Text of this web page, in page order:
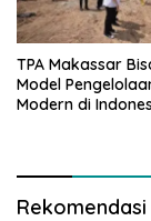
TPA Makassar
Model
Modern di